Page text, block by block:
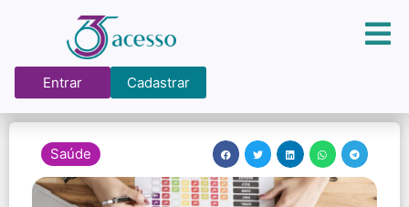
Entrar Cadastrar
Saúde